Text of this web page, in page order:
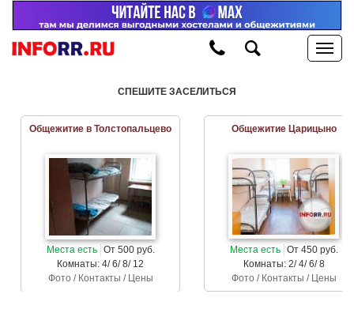
СПЕШИТЕ ЗАСЕЛИТЬСЯ
Общежитие в Толстопальцево
Места есть От 500 руб.
Комнаты: 4/ 6/ 8/ 12
Фото / Контакты / Цены
Общежитие Царицыно
Места есть От 450 руб.
Комнаты: 2/ 4/ 6/ 8
Фото / Контакты / Цены